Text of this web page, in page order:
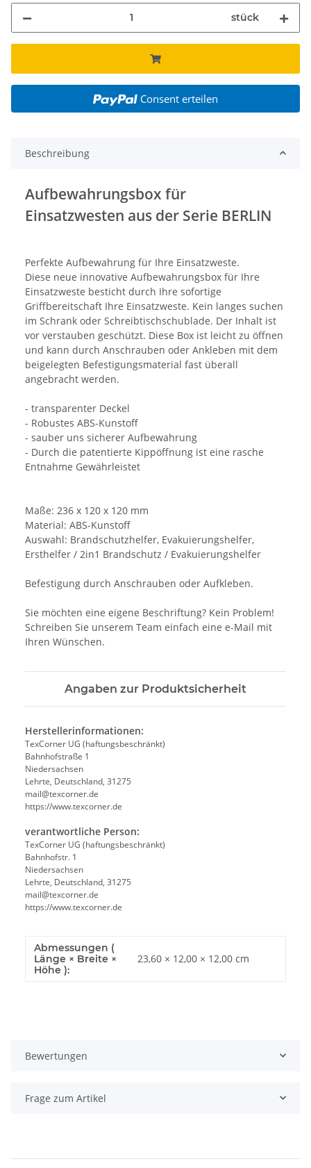
stück
Consent erteilen
Beschreibung
Aufbewahrungsbox für
Einsatzwesten aus der Serie BERLIN
Perfekte Aufbewahrung für Ihre Einsatzweste.
Diese neue innovative Aufbewahrungsbox für Ihre
Einsatzweste besticht durch Ihre sofortige
Griffbereitschaft Ihre Einsatzweste. Kein langes suchen
im Schrank oder Schreibtischschublade. Der Inhalt ist
vor verstauben geschützt. Diese Box ist leicht zu öffnen
und kann durch Anschrauben oder Ankleben mit dem
beigelegten Befestigungsmaterial fast überall
angebracht werden.
- transparenter Deckel
- Robustes ABS-Kunstoff
- sauber uns sicherer Aufbewahrung
- Durch die patentierte Kippöffnung ist eine rasche
Entnahme Gewährleistet
Maße: 236 x 120 x 120 mm
Material: ABS-Kunstoff
Auswahl: Brandschutzhelfer, Evakuierungshelfer,
Ersthelfer / 2in1 Brandschutz / Evakuierungshelfer
Befestigung durch Anschrauben oder Aufkleben.
Sie möchten eine eigene Beschriftung? Kein Problem!
Schreiben Sie unserem Team einfach eine e-Mail mit
Ihren Wünschen.
Angaben zur Produktsicherheit
Herstellerinformationen:
TexCorner UG (haftungsbeschränkt)
Bahnhofstraße 1
Niedersachsen
Lehrte, Deutschland, 31275
mail@texcorner.de
https://www.texcorner.de
verantwortliche Person:
TexCorner UG (haftungsbeschränkt)
Bahnhofstr. 1
Niedersachsen
Lehrte, Deutschland, 31275
mail@texcorner.de
https://www.texcorner.de
Abmessungen (
Länge × Breite ×
Höhe ):
23,60 × 12,00 × 12,00 cm
Bewertungen
Frage zum Artikel